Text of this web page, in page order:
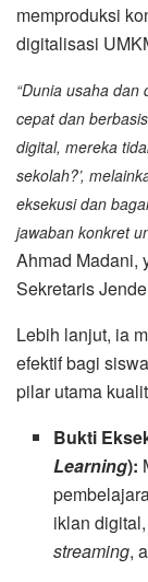
memproduksi
digitalisasi
“Dunia usaha
cepat dan
digital, mereka
sekolah?’,
eksekusi dan
jawaban konkret
Ahmad Madani,
Sekretaris
Lebih lanjut, ia
efektif bagi
pilar utama
Bukti
Learning):
iklan
streaming,